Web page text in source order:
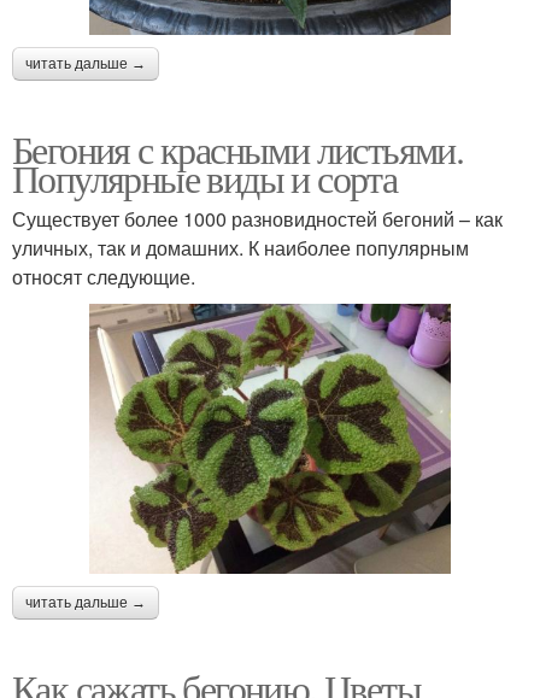
читать дальше →
Бегония с красными листьями.
Популярные виды и сорта
Существует более 1000 разновидностей бегоний – как
уличных, так и домашних. К наиболее популярным
относят следующие.
читать дальше →